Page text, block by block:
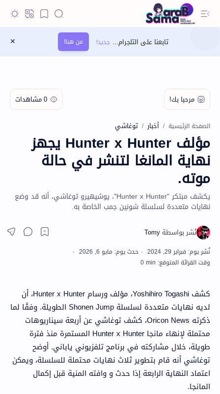
تابعنا على التلجرام... من هنا!
الصفحة الرئيسية أخبار توغاشي
مؤلف Hunter x Hunter يجهز
نهاية المانغا لتنشر في حالة
موته.
يكشف مبتكر "Hunter x Hunter"، يوشيهيرو توغاشي، أنه قد وضع
نهايات متعددة لسلسلة شونين جمب الخاصة به.
كشف Yoshihiro Togashi، مؤلف ورسام Hunter x Hunter، أن
لديه نهايات متعددة لسلسلة Shonen Jump الطويلة. وفقًا لما
ذكرته Oricon News، كشف توغاشي عن أربعة سيناريوهات
محتملة لإنهاء مانجا Hunter x Hunter المستمرة منذ فترة
طويلة، خلال مشاركته في برنامج تلفزيوني ياباني. أوضح
توغاشي أنه قام بتطوير ثلاث نهايات محتملة للسلسلة، ويمكن
اعتماد النهاية الرابعة إذا حدث و وافته المنية قبل إكمال
المانجا.